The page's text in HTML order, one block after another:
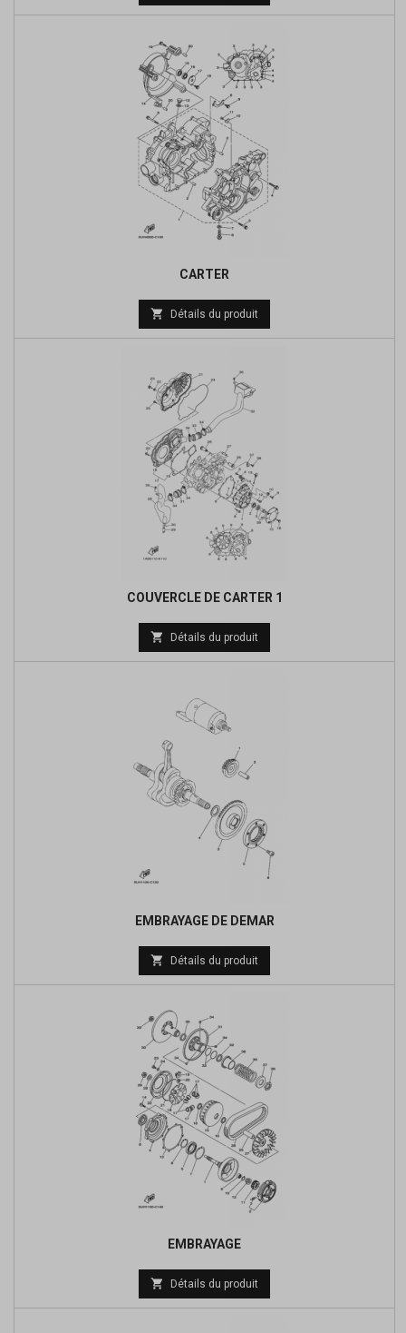
de
CARTER
Prix
de
 Détails du produit
COUVERCLE DE CARTER 1
Prix
de
 Détails du produit
EMBRAYAGE DE DEMAR
Prix
de
 Détails du produit
EMBRAYAGE
Prix
de
 Détails du produit